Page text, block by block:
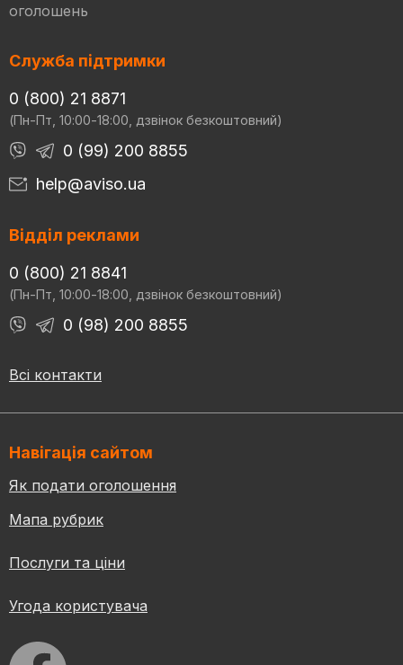
оголошень
Служба підтримки
0 (800) 21 8871
(Пн-Пт, 10:00-18:00, дзвінок безкоштовний)
0 (99) 200 8855
help@aviso.ua
Відділ реклами
0 (800) 21 8841
(Пн-Пт, 10:00-18:00, дзвінок безкоштовний)
0 (98) 200 8855
Всі контакти
Навігація сайтом
Як подати оголошення
Мапа рубрик
Послуги та ціни
Угода користувача